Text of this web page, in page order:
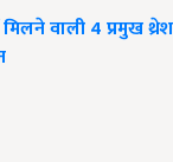
वाली 4 प्रमुख